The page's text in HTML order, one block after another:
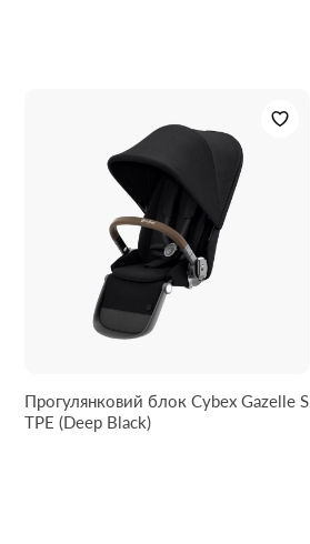
Прогулянковий блок Cybex Gazelle S
TPE (Deep Black)